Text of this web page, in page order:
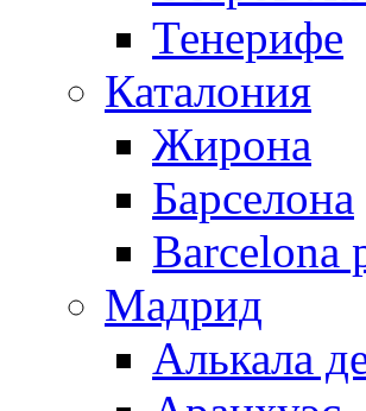
Тенерифе
Каталония
Жирона
Барселона
Barcelona
Мадрид
Алькала